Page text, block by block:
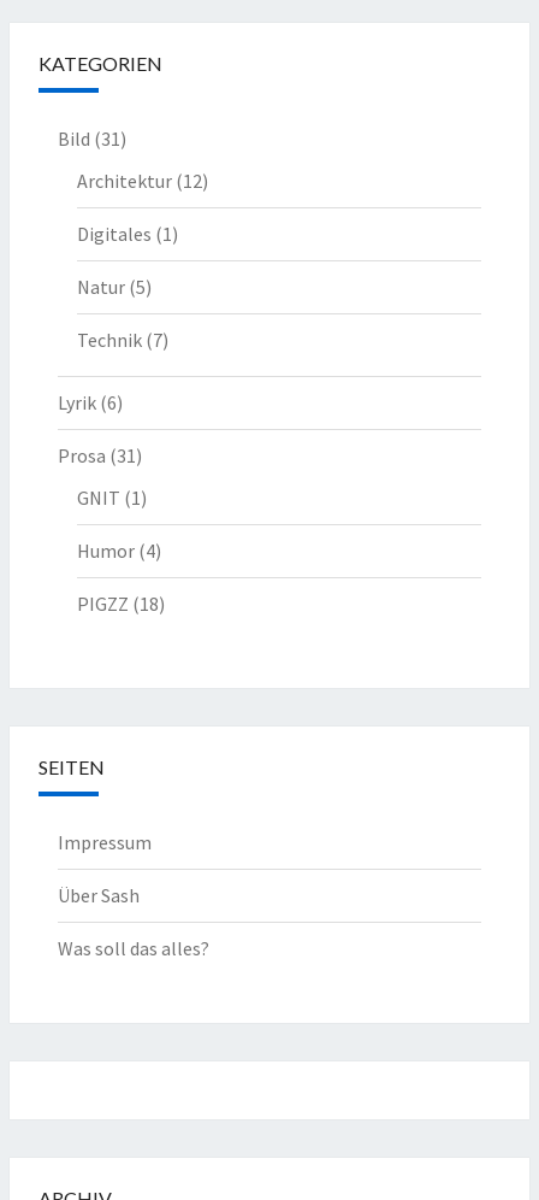
KATEGORIEN
Bild (31)
Architektur (12)
Digitales (1)
Natur (5)
Technik (7)
Lyrik (6)
Prosa (31)
GNIT (1)
Humor (4)
PIGZZ (18)
SEITEN
Impressum
Über Sash
Was soll das alles?